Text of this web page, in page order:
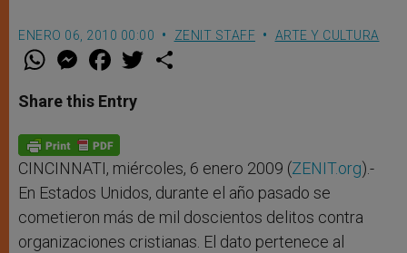
ENERO 06, 2010 00:00 ZENIT STAFF ARTE Y CULTURA
W
t
s
p
p
M
e
s
e
g
e
r
F
a
e
b
o
k
w
Share this Entry
CINCINNATI, miércoles, 6 enero 2009 (ZENIT.org).-
En Estados Unidos, durante el año pasado se
cometieron más de mil doscientos delitos contra
organizaciones cristianas. El dato pertenece al